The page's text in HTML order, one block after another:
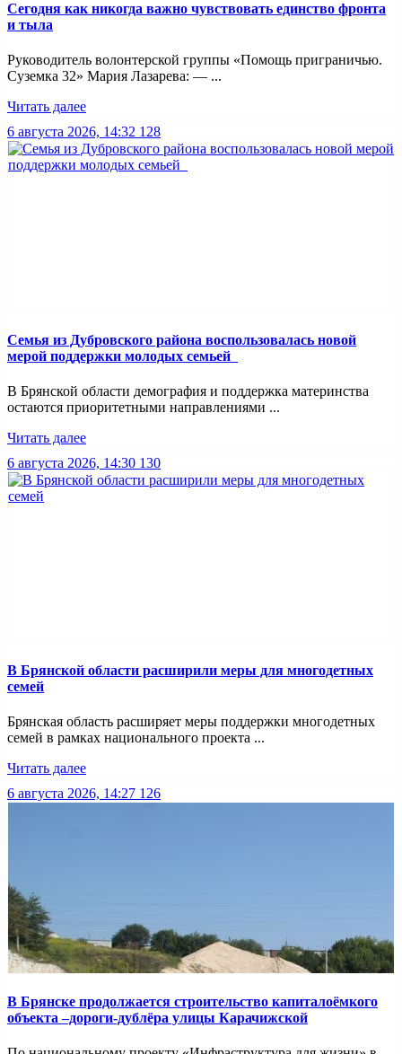
Сегодня как никогда важно чувствовать единство фронта
и тыла
Руководитель волонтерской группы «Помощь приграничью.
Суземка 32» Мария Лазарева: — ...
Читать далее
6 августа 2026, 14:32 128
Семья из Дубровского района воспользовалась новой
мерой поддержки молодых семьей
В Брянской области демография и поддержка материнства
остаются приоритетными направлениями ...
Читать далее
6 августа 2026, 14:30 130
В Брянской области расширили меры для многодетных
семей
Брянская область расширяет меры поддержки многодетных
семей в рамках национального проекта ...
Читать далее
6 августа 2026, 14:27 126
В Брянске продолжается строительство капиталоёмкого
объекта –дороги-дублёра улицы Карачижской